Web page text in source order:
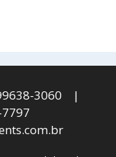
3060 |